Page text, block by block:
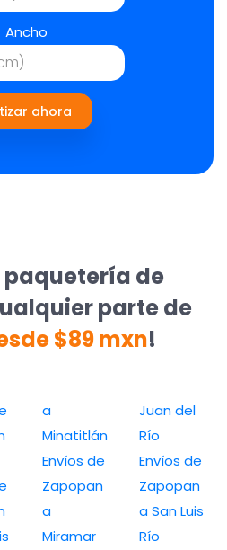
Ancho
ahora
paquetería de
parte de
$89 mxn!
a
Minatitlán
Envíos de
Zapopan
a
Miramar
Juan del
Río
Envíos de
Zapopan
a San Luis
Río